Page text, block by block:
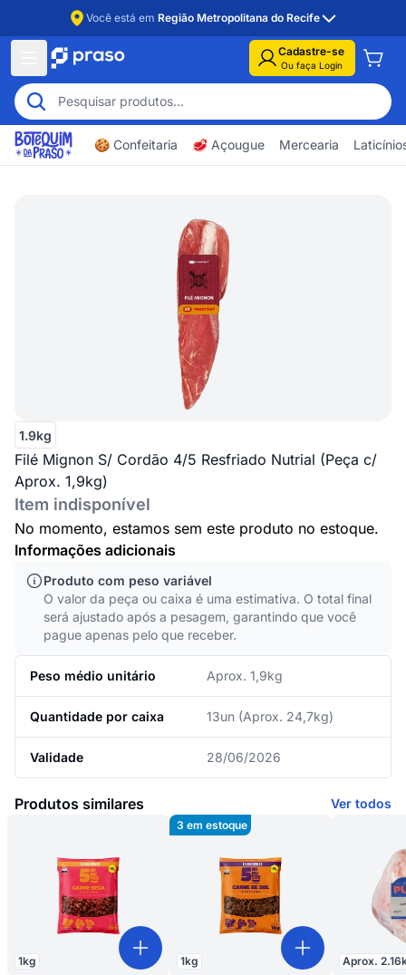
Você está em Região Metropolitana do Recife
Cadastre-se
Ou faça Login
🍪 Confeitaria 🥩 Açougue Mercearia
Informações adicionais
Produto com peso variável
O valor da peça ou caixa é uma estimativa. O total final
será ajustado após a pesagem, garantindo que você
pague apenas pelo que receber.
Peso médio unitário Aprox. 1,9kg
Quantidade por caixa 13un (Aprox. 24,7kg)
Validade 28/06/2026
1.9kg
Filé Mignon S/ Cordão 4/5 Resfriado Nutrial (Peça c/
Aprox. 1,9kg)
Item indisponível
No momento, estamos sem este produto no estoque.
Produtos similares Ver todos
1kg 1kg
3 em estoque
Aprox.2.16